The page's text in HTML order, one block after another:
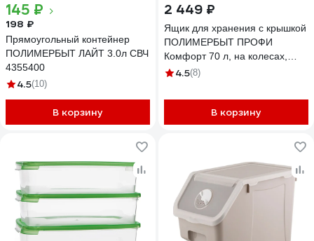
145 ₽
198 ₽
Прямоугольный контейнер
ПОЛИМЕРБЫТ ЛАЙТ 3.0л СВЧ
4355400
4.5(10)
В корзину
2 449 ₽
Ящик для хранения с крышкой
ПОЛИМЕРБЫТ ПРОФИ
Комфорт 70 л, на колесах,
прозрачный 63200799
4.5(8)
В корзину